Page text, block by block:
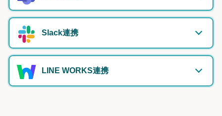
Slack連携
LINE WORKS連携